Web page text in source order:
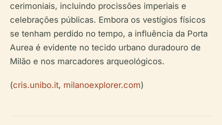
cerimoniais, incluindo procissões imperiais e
celebrações públicas. Embora os vestígios físicos
se tenham perdido no tempo, a influência da Porta
Aurea é evidente no tecido urbano duradouro de
Milão e nos marcadores arqueológicos.
(cris.unibo.it, milanoexplorer.com)